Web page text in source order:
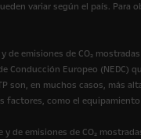
variar según el país. Para
emisiones de CO₂
Conducción Europeo
son, en muchos casos, más
factores, como el
de emisiones de CO₂